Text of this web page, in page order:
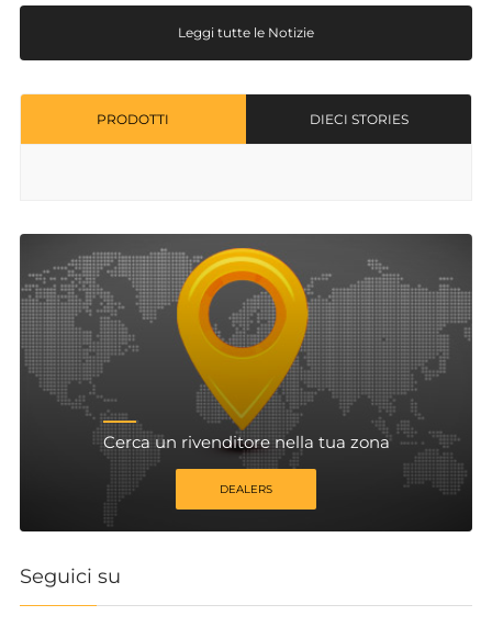
Leggi tutte le Notizie
PRODOTTI DIECI STORIES
Cerca un rivenditore nella tua zona
DEALERS
Seguici su